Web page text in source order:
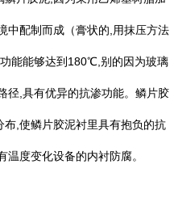
中配制而成（膏状的 用抹压方法
能能够达到 180℃ 别的因为玻璃
径 具有优异的抗渗功能。鳞片胶
布 使鳞片胶泥衬里具有抱负的抗
温度变化设备的内衬防腐。